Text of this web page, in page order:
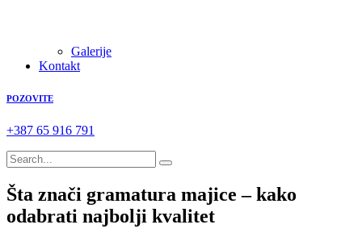
Galerije
Kontakt
POZOVITE
+387 65 916 791
Šta znači gramatura majice – kako
odabrati najbolji kvalitet